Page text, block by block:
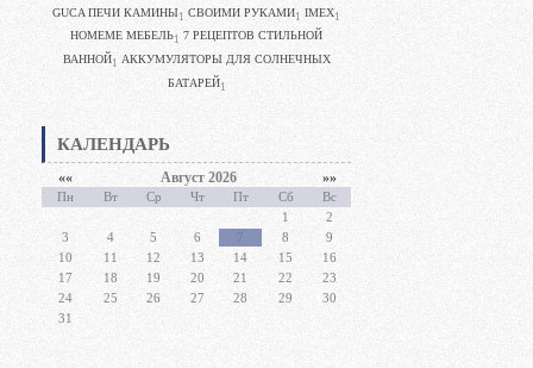
GUCA ПЕЧИ КАМИНЫ1 CВОИМИ РУКАМИ1 IMEX1
HOMEME МЕБЕЛЬ1 7 РЕЦЕПТОВ СТИЛЬНОЙ
ВАННОЙ1 АККУМУЛЯТОРЫ ДЛЯ СОЛНЕЧНЫХ
БАТАРЕЙ1
КАЛЕНДАРЬ
«« Август 2026 »»
Пн Вт Ср Чт Пт Сб
Вс
1
2
3
4 5 6 7 8
9
10
11 12 13 14 15
16
17
18 19 20 21 22
23
24
25 26 27 28 29
30
31